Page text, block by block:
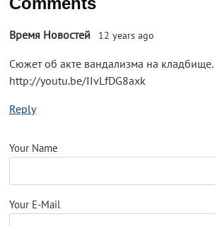
Время Новостей 12 years ago
Сюжет об акте вандализма на кладбище.
http://youtu.be/IIvLfDG8axk
Reply
Your Name
Your E-Mail